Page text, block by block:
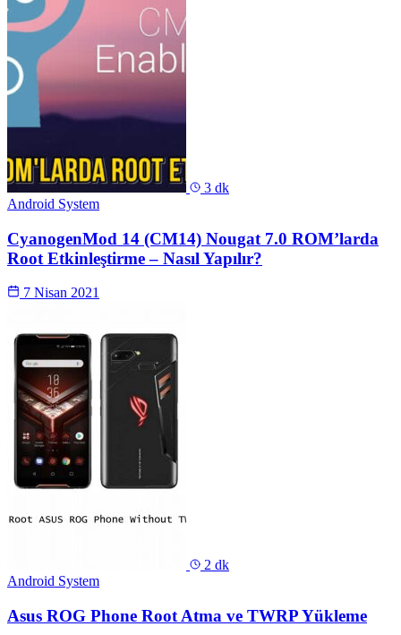
3 dk
Android System
CyanogenMod 14 (CM14) Nougat 7.0 ROM’larda
Root Etkinleştirme – Nasıl Yapılır?
7 Nisan 2021
2 dk
Android System
Asus ROG Phone Root Atma ve TWRP Yükleme